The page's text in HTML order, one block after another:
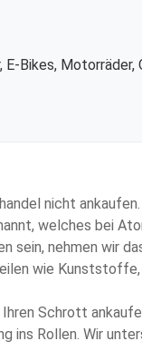
Bikes, Motorräder,
nicht
welches bei
nehmen wir
wie
Schrott
ins Rollen. Wir